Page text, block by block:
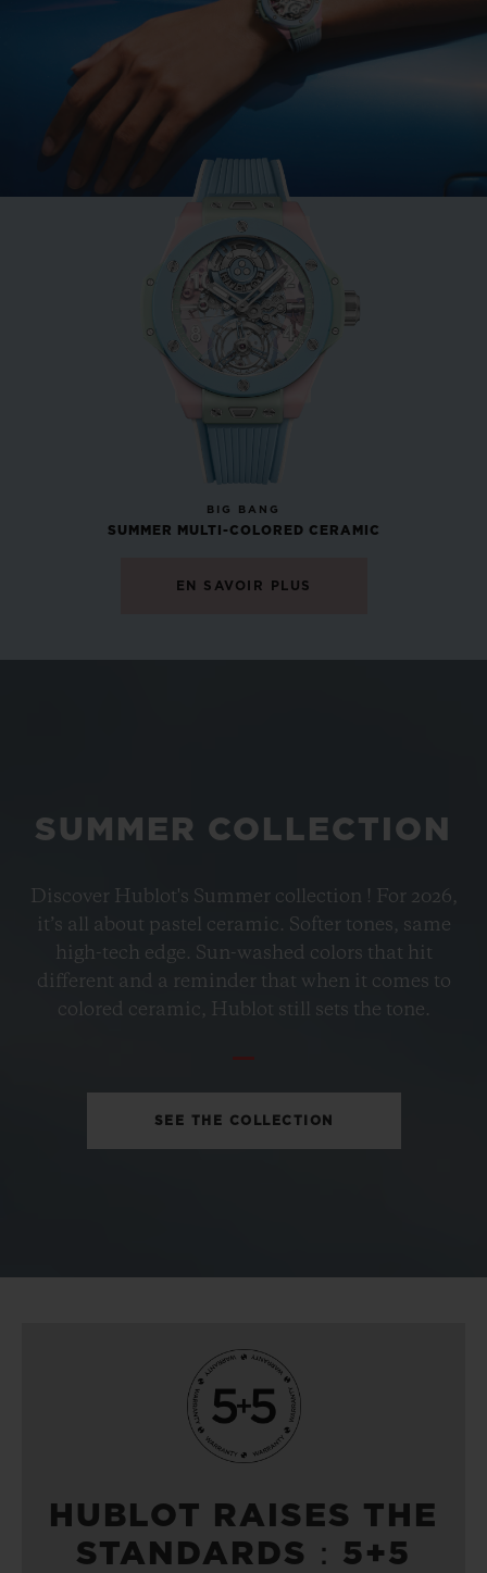
BIG BANG
MINT GREEN CERAMIC
EUR 15,200 •
PETROL BLUE CERAMIC
33 MM
EUR 15,200 •
BIG BANG
SUMMER MULTI-COLORED CERAMIC
EN SAVOIR PLUS
SUMMER COLLECTION
Discover Hublot's Summer collection ! For 2026,
it’s all about pastel ceramic. Softer tones, same
high-tech edge. Sun-washed colors that hit
different and a reminder that when it comes to
colored ceramic, Hublot still sets the tone.
SEE THE COLLECTION
HUBLOT RAISES THE
STANDARDS：5+5